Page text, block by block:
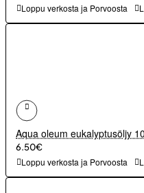
Loppu verkosta ja Porvoosta
Aqua oleum eukalyptusöljy
6.50€
Loppu verkosta ja Porvoosta